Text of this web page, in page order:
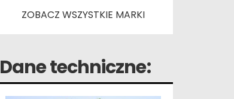
ZOBACZ WSZYSTKIE MARKI
Dane techniczne: